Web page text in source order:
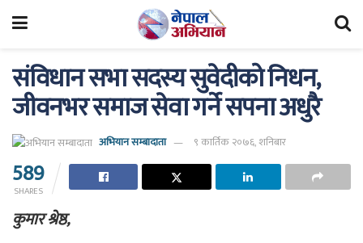
संविधान सभा सदस्य सुवेदीको निधन,
जीवनभर समाज सेवा गर्ने सपना अधुरै
अभियान सम्बादाता ९ कार्तिक २०७६, शनिबार
589
SHARES
कुमार श्रेष्ठ,